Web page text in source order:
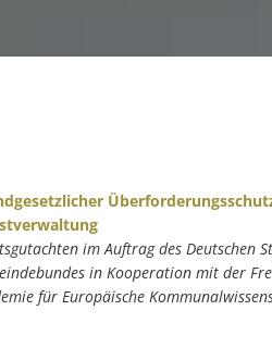
im Auftrag des Deutschen
in Kooperation mit der
für Europäische